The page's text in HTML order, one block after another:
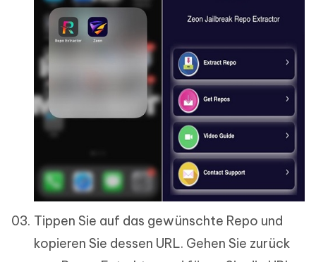
Tippen Sie auf das gewünschte Repo und
kopieren Sie dessen URL. Gehen Sie zurück